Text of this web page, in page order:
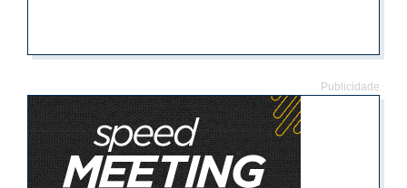
Publicidade